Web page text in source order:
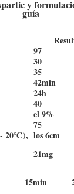
y
guía
97
30
35
42min
24h
40
el 9%
75
20℃), los 6cm
21mg
15min